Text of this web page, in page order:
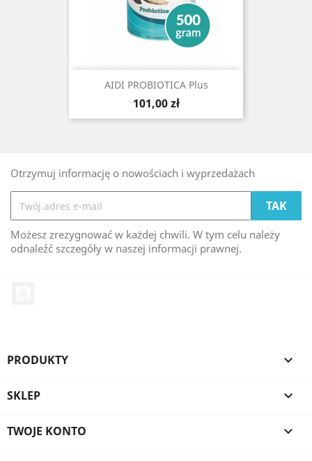
AIDI PROBIOTICA Plus
Cena
101,00 zł
Otrzymuj informację o nowościach i wyprzedażach
Możesz zrezygnować w każdej chwili. W tym celu należy
odnaleźć szczegóły w naszej informacji prawnej.
PRODUKTY 
SKLEP 
TWOJE KONTO 